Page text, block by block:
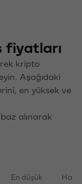
fiyatları
kripto
Aşağıdaki
en yüksek ve
alınarak
En düşük